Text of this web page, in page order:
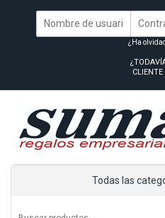
¿Ha
Todas las